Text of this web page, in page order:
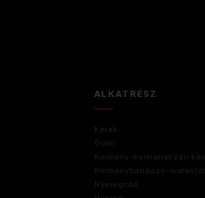
ALKATRÉSZ
Kerék
Gumi
Kormány-kormányszár-
Kormánybandázs-markolat
Nyeregcső